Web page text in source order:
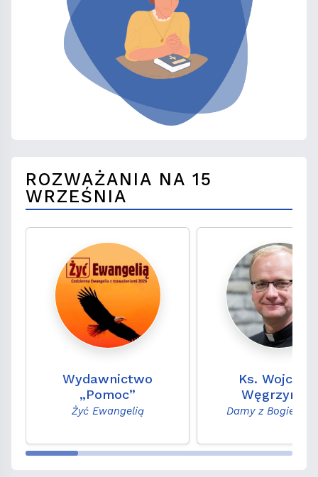
ROZWAŻANIA NA 15
WRZEŚNIA
Wydawnictwo
„Pomoc”
Żyć Ewangelią
Ks.
Węgrzyniak
Damy z Bogiem